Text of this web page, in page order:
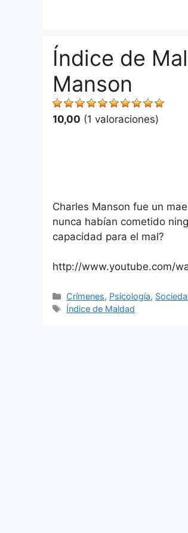
Índice de
Manson
10,00 (1 valoraciones)
Charles Manson fue un
nunca habían cometido
capacidad para el mal?
http://www.youtube.com/
Categorías
Crímenes, Psicología,
Etiquetas
Índice de Maldad